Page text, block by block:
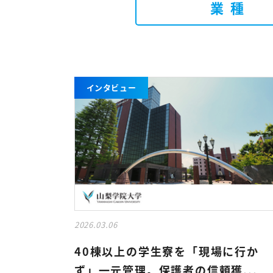
業種
インタビュー
2026.03.06
40棟以上の学生寮を「現場に行か